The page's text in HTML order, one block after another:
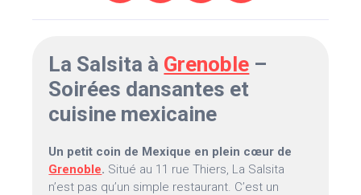
La Salsita à Grenoble –
Soirées dansantes et
cuisine mexicaine
Un petit coin de Mexique en plein cœur de
Grenoble. Situé au 11 rue Thiers, La Salsita
n’est pas qu’un simple restaurant. C’est un